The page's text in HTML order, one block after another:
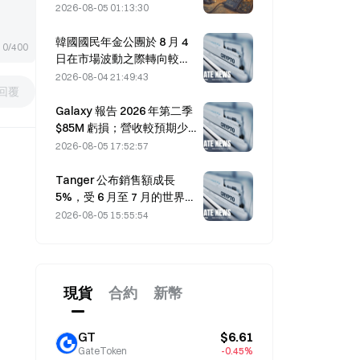
0/400
覆
波攻擊損失 1.14 億美元
2026-08-05 01:13:30
韓國國民年金公團於 8 月 4
日在市場波動之際轉向較穩
健的股票。
2026-08-04 21:49:43
Galaxy 報告 2026 年第二季
$85M 虧損；營收較預期少 3
億美元，股價下跌 7.23%。
2026-08-05 17:52:57
Tanger 公布銷售額成長
5%，受 6 月至 7 月的世界盃
旅遊帶動
2026-08-05 15:55:54
現貨 合約 新幣
GT
GateToken
$6.61
-0.45%